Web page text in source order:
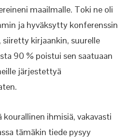
maailmalle. Toki ne oli
ja hyväksytty konferenssin
kirjaankin, suurelle
90 % poistui sen saatuaan
järjestettyä
kourallinen ihmisiä, vakavasti
tämäkin tiede pysyy